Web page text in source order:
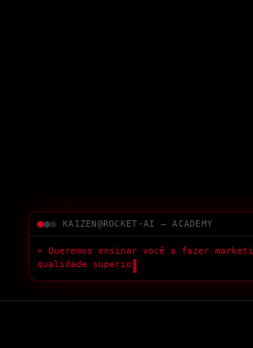
KAIZEN@ROCKET-AI — ACADEMY
> Queremos ensinar você a fazer
qualidade superior.